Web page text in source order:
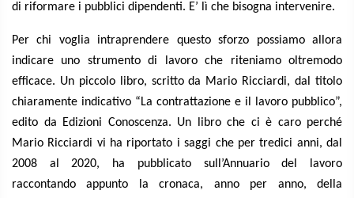
di riformare i pubblici dipendenti. E’ lì che bisogna intervenire.
Per chi voglia intraprendere questo sforzo possiamo allora
indicare uno strumento di lavoro che riteniamo oltremodo
efficace. Un piccolo libro, scritto da Mario Ricciardi, dal titolo
chiaramente indicativo “La contrattazione e il lavoro pubblico”,
edito da Edizioni Conoscenza. Un libro che ci è caro perché
Mario Ricciardi vi ha riportato i saggi che per tredici anni, dal
2008 al 2020, ha pubblicato sull’Annuario del lavoro
raccontando appunto la cronaca, anno per anno, della